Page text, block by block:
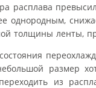
расплава
однородным,
толщины ленты,
размер
из